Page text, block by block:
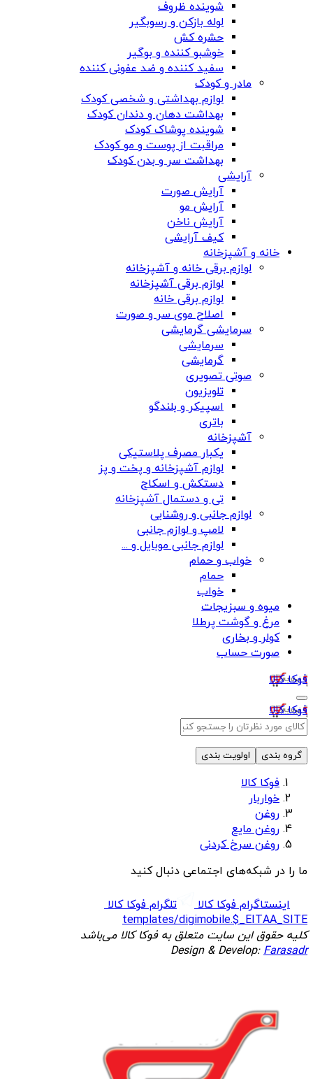
شوینده ظروف
لوله بازکن و رسوبگیر
حشره کش
خوشبو کننده و بوگیر
سفید کننده و ضد عفونی کننده
مادر و کودک
لوازم بهداشتی و شخصی کودک
بهداشت دهان و دندان کودک
شوینده پوشاک کودک
مراقبت از پوست و مو کودک
بهداشت سر و بدن کودک
آرایشی
آرایش صورت
آرایش مو
آرایش ناخن
کیف آرایشی
خانه و آشپزخانه
لوازم برقی خانه و آشپزخانه
لوازم برقی آشپزخانه
لوازم برقی خانه
اصلاح موی سر و صورت
سرمایشی گرمایشی
سرمایشی
گرمایشی
صوتی تصویری
تلویزیون
اسپیکر و بلندگو
باتری
آشپزخانه
یکبار مصرف پلاستیکی
لوازم آشپزخانه و پخت و پز
دستکش و اسکاج
تی و دستمال آشپزخانه
لوازم جانبی و روشنایی
لامپ و لوازم جانبی
لوازم جانبی موبایل و ...
خواب و حمام
حمام
خواب
میوه و سبزیجات
مرغ و گوشت پرطلا
کولر و بخاری
صورت حساب
فوکا کالا
فوکا کالا
گروه بندی اولویت بندی
فوکا کالا
خواربار
روغن
روغن مایع
روغن سرخ کردنی
ما را در شبکه‌های اجتماعی دنبال کنید
اینستاگرام فوکا کالا
تلگرام فوکا کالا
templates/digimobile.$_EITAA_SITE
کلیه حقوق این سایت متعلق به فوکا کالا می‌باشد
Design & Develop:Farasadr